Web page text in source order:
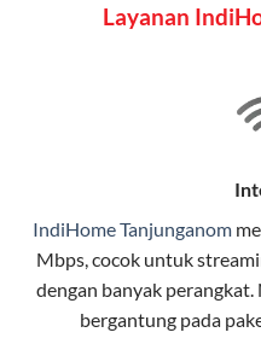
pengguna rumah dan
stabil, dan memiliki
Selain internet,
interaktif (IndiHome TV
satu paket.
Layanan
IndiHome Tanjunganom
Mbps, cocok untuk
dengan banyak
bergantung pada